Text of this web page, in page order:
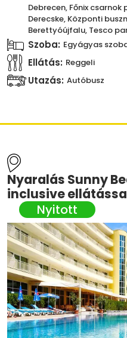
Debrecen, Főnix csarnok
Derecske, Központi
Berettyóújfalu, Tesco
Szoba: Egyágyas
Ellátás: Reggeli
Utazás: Autóbusz
Nyaralás Sunny
inclusive